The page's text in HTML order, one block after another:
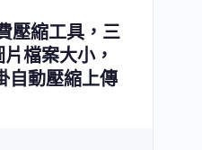
壓縮工具，三
檔案大小，
自動壓縮上傳